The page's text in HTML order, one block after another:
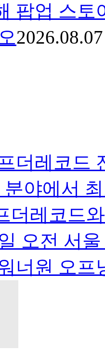
팝업 스토
더레코드
야에서
더레코드
오전 서
너원 오프